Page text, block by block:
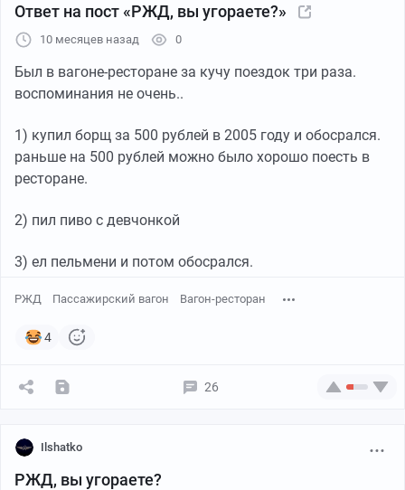
Ответ на пост «РЖД, вы угораете?»
10 месяцев назад 0
Был в вагоне-ресторане за кучу поездок три раза.
воспоминания не очень..
1) купил борщ за 500 рублей в 2005 году и обосрался.
раньше на 500 рублей можно было хорошо поесть в
ресторане.
2) пил пиво с девчонкой
3) ел пельмени и потом обосрался.
РЖД Пассажирский вагон Вагон-ресторан
4
26
Ilshatko
РЖД, вы угораете?